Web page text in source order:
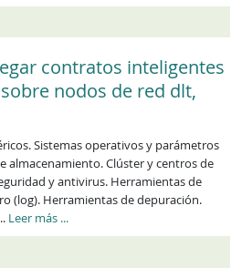
contratos inteligentes
nodos de red dlt,
Sistemas operativos y parámetros
almacenamiento. Clúster y centros de
y antivirus. Herramientas de
(log). Herramientas de depuración.
Leer más ECP2633_3
...